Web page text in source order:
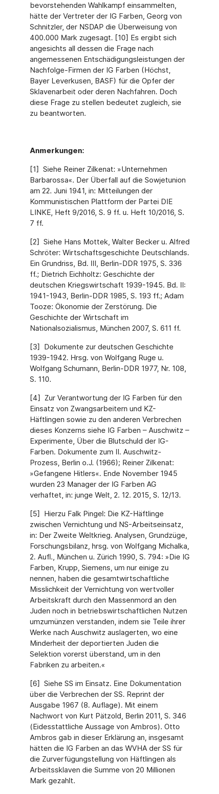
bevorstehenden Wahlkampf einsammelten,
hätte der Vertreter der IG Farben, Georg von
Schnitzler, der NSDAP die Überweisung von
400.000 Mark zugesagt. [10] Es ergibt sich
angesichts all dessen die Frage nach
angemessenen Entschädigungsleistungen der
Nachfolge-Firmen der IG Farben (Höchst,
Bayer Leverkusen, BASF) für die Opfer der
Sklavenarbeit oder deren Nachfahren. Doch
diese Frage zu stellen bedeutet zugleich, sie
zu beantworten.
Anmerkungen:
[1] Siehe Reiner Zilkenat: »Unternehmen
Barbarossa«. Der Überfall auf die Sowjetunion
am 22. Juni 1941, in: Mitteilungen der
Kommunistischen Plattform der Partei DIE
LINKE, Heft 9/2016, S. 9 ff. u. Heft 10/2016, S.
7 ff.
[2] Siehe Hans Mottek, Walter Becker u. Alfred
Schröter: Wirtschaftsgeschichte Deutschlands.
Ein Grundriss, Bd. III, Berlin-DDR 1975, S. 336
ff.; Dietrich Eichholtz: Geschichte der
deutschen Kriegswirtschaft 1939-1945. Bd. II:
1941-1943, Berlin-DDR 1985, S. 193 ff.; Adam
Tooze: Ökonomie der Zerstörung. Die
Geschichte der Wirtschaft im
Nationalsozialismus, München 2007, S. 611 ff.
[3] Dokumente zur deutschen Geschichte
1939-1942. Hrsg. von Wolfgang Ruge u.
Wolfgang Schumann, Berlin-DDR 1977, Nr. 108,
S. 110.
[4] Zur Verantwortung der IG Farben für den
Einsatz von Zwangsarbeitern und KZ-
Häftlingen sowie zu den anderen Verbrechen
dieses Konzerns siehe IG Farben – Auschwitz –
Experimente, Über die Blutschuld der IG-
Farben. Dokumente zum II. Auschwitz-
Prozess, Berlin o.J. (1966); Reiner Zilkenat:
»Gefangene Hitlers«. Ende November 1945
wurden 23 Manager der IG Farben AG
verhaftet, in: junge Welt, 2. 12. 2015, S. 12/13.
[5] Hierzu Falk Pingel: Die KZ-Häftlinge
zwischen Vernichtung und NS-Arbeitseinsatz,
in: Der Zweite Weltkrieg. Analysen, Grundzüge,
Forschungsbilanz, hrsg. von Wolfgang Michalka,
2. Aufl., München u. Zürich 1990, S. 794: »Die IG
Farben, Krupp, Siemens, um nur einige zu
nennen, haben die gesamtwirtschaftliche
Misslichkeit der Vernichtung von wertvoller
Arbeitskraft durch den Massenmord an den
Juden noch in betriebswirtschaftlichen Nutzen
umzumünzen verstanden, indem sie Teile ihrer
Werke nach Auschwitz auslagerten, wo eine
Minderheit der deportierten Juden die
Selektion vorerst überstand, um in den
Fabriken zu arbeiten.«
[6] Siehe SS im Einsatz. Eine Dokumentation
über die Verbrechen der SS. Reprint der
Ausgabe 1967 (8. Auflage). Mit einem
Nachwort von Kurt Pätzold, Berlin 2011, S. 346
(Eidesstattliche Aussage von Ambros). Otto
Ambros gab in dieser Erklärung an, insgesamt
hätten die IG Farben an das WVHA der SS für
die Zurverfügungstellung von Häftlingen als
Arbeitssklaven die Summe von 20 Millionen
Mark gezahlt.